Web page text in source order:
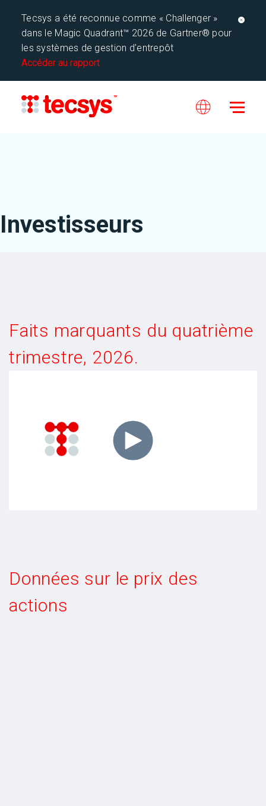
Tecsys a été reconnue comme « Challenger »
dans le Magic Quadrant™ 2026 de Gartner® pour
les systèmes de gestion d'entrepôt
Accéder au rapport
Investisseurs
Faits marquants du quatrième
trimestre, 2026.
Données sur le prix des
actions